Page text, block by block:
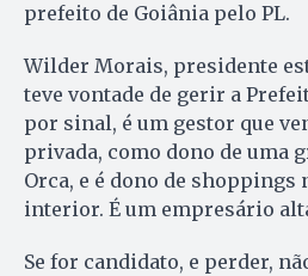
prefeito de Goiânia pelo PL.
Wilder Morais, presidente
teve vontade de gerir a
por sinal, é um gestor que
privada, como dono de uma
Orca, e é dono de shoppings
interior. É um empresário
Se for candidato, e perder,